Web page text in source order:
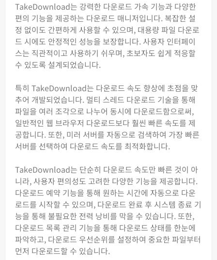
TakeDownload는 강력한 다운로드 가속 기능과 다양한
편의 기능을 제공하는 다운로드 매니저입니다. 복잡한 설
정 없이도 간편하게 사용할 수 있으며, 대용량 파일 다운로
드 시에도 안정적인 성능을 보장합니다. 사용자 인터페이
스는 직관적이고 사용하기 쉬우며, 초보자도 쉽게 적응할
수 있도록 설계되었습니다.
특히 TakeDownload는 다운로드 속도 향상에 초점을 맞
추어 개발되었습니다. 멀티 스레드 다운로드 기술을 통해
파일을 여러 조각으로 나누어 동시에 다운로드함으로써,
일반적인 웹 브라우저 다운로드보다 훨씬 빠른 속도를 제
공합니다. 또한, 미러 서버를 자동으로 검색하여 가장 빠른
서버를 선택하여 다운로드 속도를 최적화합니다.
TakeDownload는 단순히 다운로드 속도만 빠른 것이 아
니라, 사용자 편의성도 고려한 다양한 기능을 제공합니다.
다운로드 예약 기능을 통해 원하는 시간에 자동으로 다운
로드를 시작할 수 있으며, 다운로드 완료 후 시스템 종료 기
능을 통해 불필요한 전력 낭비를 막을 수 있습니다. 또한,
다운로드 목록 관리 기능을 통해 다운로드 상태를 한눈에
파악하고, 다운로드 우선순위를 설정하여 중요한 파일부터
먼저 다운로드할 수 있습니다.